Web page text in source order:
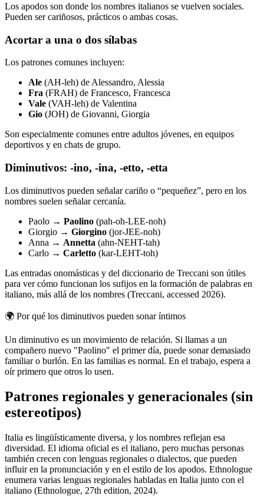
Los apodos son donde los nombres italianos se vuelven sociales.
Pueden ser cariñosos, prácticos o ambas cosas.
Acortar a una o dos sílabas
Los patrones comunes incluyen:
Ale (AH-leh) de Alessandro, Alessia
Fra (FRAH) de Francesco, Francesca
Vale (VAH-leh) de Valentina
Gio (JOH) de Giovanni, Giorgia
Son especialmente comunes entre adultos jóvenes, en equipos
deportivos y en chats de grupo.
Diminutivos: -ino, -ina, -etto, -etta
Los diminutivos pueden señalar cariño o “pequeñez”, pero en los
nombres suelen señalar cercanía.
Paolo → Paolino (pah-oh-LEE-noh)
Giorgio → Giorgino (jor-JEE-noh)
Anna → Annetta (ahn-NEHT-tah)
Carlo → Carletto (kar-LEHT-toh)
Las entradas onomásticas y del diccionario de Treccani son útiles
para ver cómo funcionan los sufijos en la formación de palabras en
italiano, más allá de los nombres (Treccani, accessed 2026).
🌍 Por qué los diminutivos pueden sonar íntimos
Un diminutivo es un movimiento de relación. Si llamas a un
compañero nuevo "Paolino" el primer día, puede sonar demasiado
familiar o burlón. En las familias es normal. En el trabajo, espera a
oír primero que otros lo usen.
Patrones regionales y generacionales (sin
estereotipos)
Italia es lingüísticamente diversa, y los nombres reflejan esa
diversidad. El idioma oficial es el italiano, pero muchas personas
también crecen con lenguas regionales o dialectos, que pueden
influir en la pronunciación y en el estilo de los apodos. Ethnologue
enumera varias lenguas regionales habladas en Italia junto con el
italiano (Ethnologue, 27th edition, 2024).